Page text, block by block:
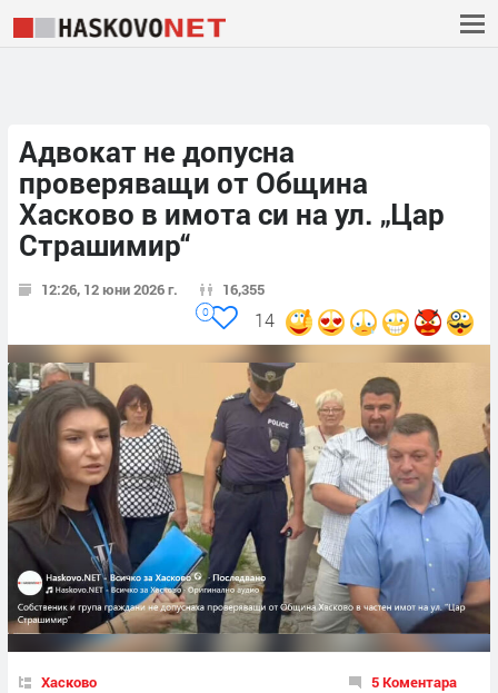
Адвокат не допусна
проверяващи от Община
Хасково в имота си на ул. „Цар
Страшимир“
12:26, 12 юни 2026 г. 16,355
14
0
Хасково 5 Коментара